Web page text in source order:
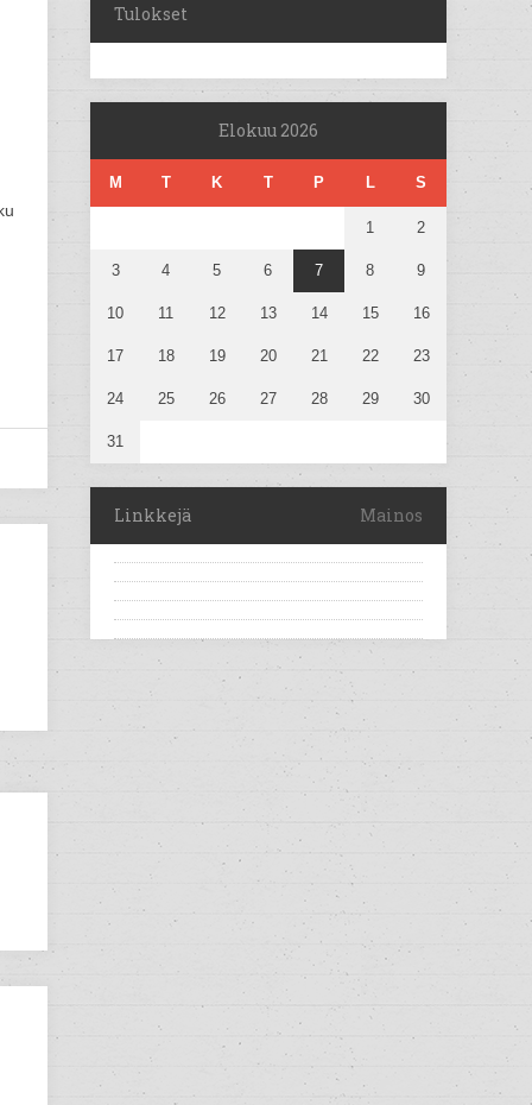
Tulokset
Elokuu 2026
M T K T P L S
1 2
3 4 5 6 7 8 9
10 11 12 13 14 15 16
17 18 19 20 21 22 23
24 25 26 27 28 29 30
31
Linkkejä Mainos